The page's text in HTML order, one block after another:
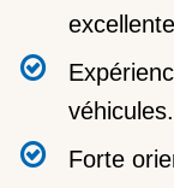
véhicules.
Forte